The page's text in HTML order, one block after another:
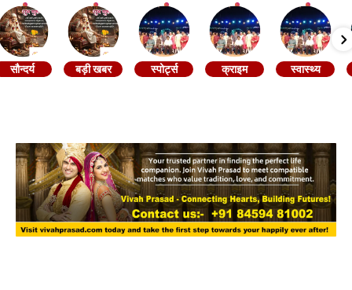
सौन्दर्य बड़ी खबर स्पोर्ट्स क्राइम स्वास्थ्य